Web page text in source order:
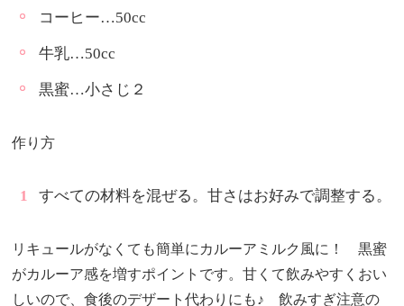
コーヒー…50cc
牛乳…50cc
黒蜜…小さじ２
作り方
すべての材料を混ぜる。甘さはお好みで調整する。
リキュールがなくても簡単にカルーアミルク風に！ 黒蜜
がカルーア感を増すポイントです。甘くて飲みやすくおい
しいので、食後のデザート代わりにも♪ 飲みすぎ注意の